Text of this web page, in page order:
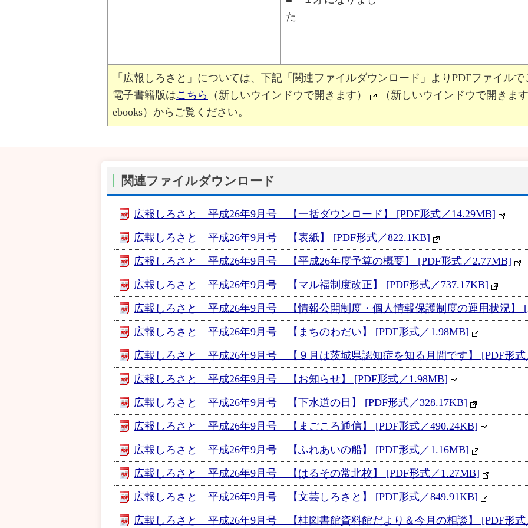
「広報しろさと」については、下記「関連ファイルダウンロード」よりPDFファイル
電子書籍版はこちら （新しいウインドウで開きます）
（新しいウインドウで開きま
ebooks）からご覧ください。
関連ファイルダウンロード
広報しろさと 平成26年9月号 【一括ダウンロード】 [PDF形式／14.29MB]
広報しろさと 平成26年9月号 【表紙】 [PDF形式／822.1KB]
広報しろさと 平成26年9月号 【平成26年度予算の概要】 [PDF形式／2.77MB]
広報しろさと 平成26年9月号 【マル福制度改正】 [PDF形式／737.17KB]
広報しろさと 平成26年9月号 【情報公開制度・個人情報保護制度の運用状況】
広報しろさと 平成26年9月号 【まちのわだい】 [PDF形式／1.98MB]
広報しろさと 平成26年9月号 【９月は茨城県認知症を知る月間です】 [PDF形式
広報しろさと 平成26年9月号 【お知らせ】 [PDF形式／1.98MB]
広報しろさと 平成26年9月号 【下水道の日】 [PDF形式／328.17KB]
広報しろさと 平成26年9月号 【まごころ通信】 [PDF形式／490.24KB]
広報しろさと 平成26年9月号 【ふれあいの船】 [PDF形式／1.16MB]
広報しろさと 平成26年9月号 【はるその常北校】 [PDF形式／1.27MB]
広報しろさと 平成26年9月号 【文芸しろさと】 [PDF形式／849.91KB]
広報しろさと 平成26年9月号 【桂図書館資料館だより＆今月の相談】 [PDF形式